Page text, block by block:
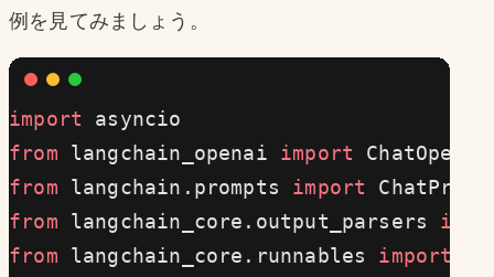
例を見てみましょう。
import asyncio
from langchain_openai import ChatOpenAI
from langchain.prompts import
from langchain_core.output_parsers
from langchain_core.runnables import